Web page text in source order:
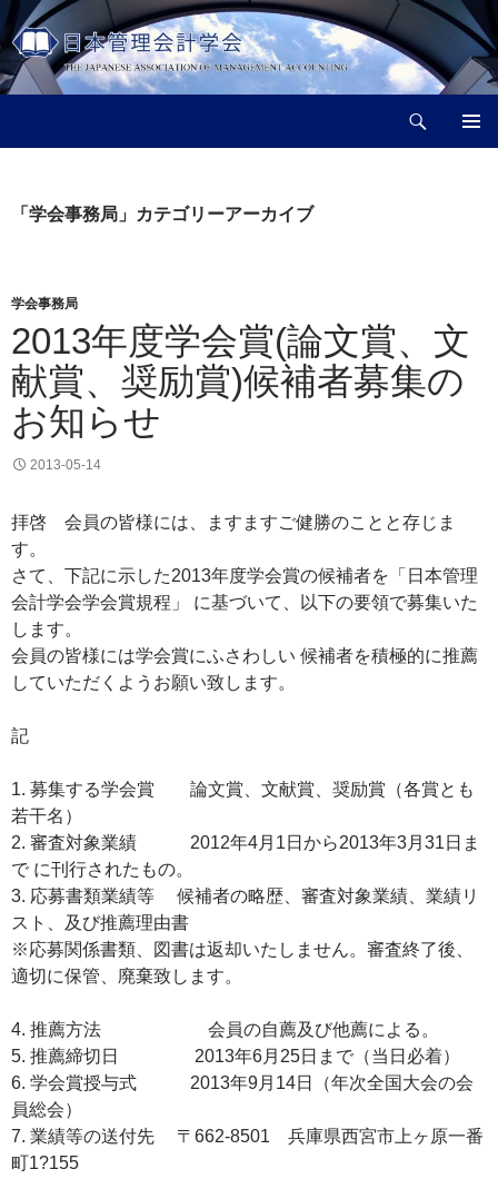
コ
ン
ン
へ
「学会事務局」カテゴリーアーカイブ
学会事務局
2013年度学会賞(論文賞、文
献賞、奨励賞)候補者募集の
お知らせ
2013-05-14
拝啓 会員の皆様には、ますますご健勝のことと存じま
す。
さて、下記に示した2013年度学会賞の候補者を「日本管理
会計学会学会賞規程」 に基づいて、以下の要領で募集いた
します。
会員の皆様には学会賞にふさわしい 候補者を積極的に推薦
していただくようお願い致します。
記
1. 募集する学会賞 論文賞、文献賞、奨励賞（各賞とも
若干名）
2. 審査対象業績 2012年4月1日から2013年3月31日ま
で に刊行されたもの。
3. 応募書類業績等 候補者の略歴、審査対象業績、業績リ
スト、及び推薦理由書
※応募関係書類、図書は返却いたしません。審査終了後、
適切に保管、廃棄致します。
4. 推薦方法 会員の自薦及び他薦による。
5. 推薦締切日 2013年6月25日まで（当日必着）
6. 学会賞授与式 2013年9月14日（年次全国大会の会
員総会）
7. 業績等の送付先 〒662‐8501 兵庫県西宮市上ヶ原一番
町1?155